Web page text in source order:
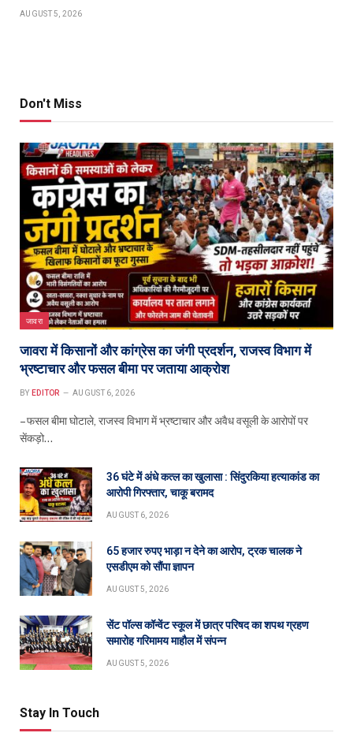
AUGUST 5, 2026
Don't Miss
जावरा
जावरा में किसानों और कांग्रेस का जंगी प्रदर्शन, राजस्व विभाग में
भ्रष्टाचार और फसल बीमा पर जताया आक्रोश
BY EDITOR AUGUST 6, 2026
– फसल बीमा घोटाले, राजस्व विभाग में भ्रष्टाचार और अवैध वसूली के आरोपों पर
सेंकड़ो…
36 घंटे में अंधे कत्ल का खुलासा : सिंदुरकिया हत्याकांड का
आरोपी गिरफ्तार, चाकू बरामद
AUGUST 6, 2026
65 हजार रुपए भाड़ा न देने का आरोप, ट्रक चालक ने
एसडीएम को सौंपा ज्ञापन
AUGUST 5, 2026
सेंट पॉल्स कॉन्वेंट स्कूल में छात्र परिषद का शपथ ग्रहण
समारोह गरिमामय माहौल में संपन्न
AUGUST 5, 2026
Stay In Touch